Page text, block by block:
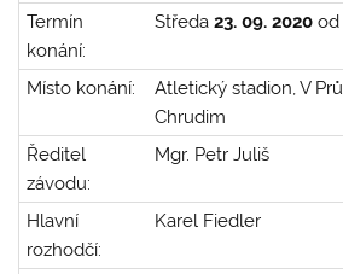
Termín
konání:
Středa23. 09. 2020
Místo konání:
Atletický stadion, V
Chrudim
Ředitel
závodu:
Mgr. Petr Juliš
Hlavní
rozhodčí:
Karel Fiedler